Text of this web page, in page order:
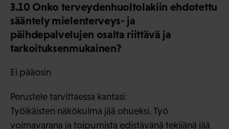
3.10 Onko terveydenhuoltolakiin ehdotettu
sääntely mielenterveys- ja
päihdepalvelujen osalta riittävä ja
tarkoituksenmukainen?
Ei pääosin
Perustele tarvittaessa kantasi:
Työikäisten näkökulma jää ohueksi. Työ
voimavarana ja toipumista edistävänä tekijänä jää